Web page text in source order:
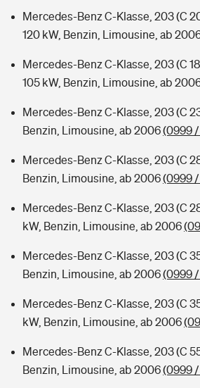
Mercedes-Benz C-Klasse, 203 (C
120 kW, Benzin, Limousine, ab
Mercedes-Benz C-Klasse, 203 (C
105 kW, Benzin, Limousine, ab
Mercedes-Benz C-Klasse, 203 (C
Benzin, Limousine, ab 2006(0999 /
Mercedes-Benz C-Klasse, 203 (C
Benzin, Limousine, ab 2006(0999
Mercedes-Benz C-Klasse, 203 (C
kW, Benzin, Limousine, ab 2006
Mercedes-Benz C-Klasse, 203 (C
Benzin, Limousine, ab 2006(0999 /
Mercedes-Benz C-Klasse, 203 (C
kW, Benzin, Limousine, ab 2006
Mercedes-Benz C-Klasse, 203 (C
Benzin, Limousine, ab 2006(0999 /